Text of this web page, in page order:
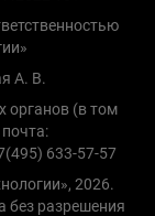
А. В.
органов (в том
633-57-57
2026.
без разрешения